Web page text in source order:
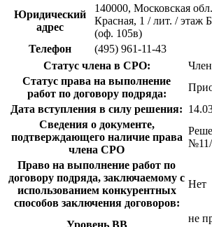
Юридический
адрес
140000, Московская
Красная, 1 / лит. / этаж
(оф. 105в)
Телефон
(495) 961-11-43
Статус члена в СРО:
Статус права на выполнение
работ по договору подряда:
Дата вступления в силу решения:
Сведения о документе,
подтверждающего наличие права
члена СРО
№11/
Право на выполнение работ по
договору подряда, заключаемому с
использованием конкурентных
способов заключения договоров:
Нет
не